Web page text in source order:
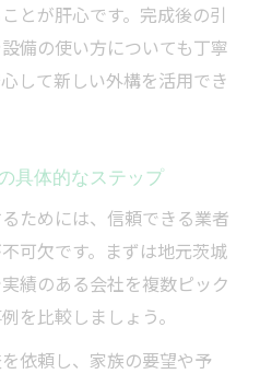
とが肝心です。完成後の引
備の使い方についても丁寧
して新しい外構を活用でき
具体的なステップ
ためには、信頼できる業者
可欠です。まずは地元茨城
績のある会社を複数ピック
を比較しましょう。
依頼し、家族の要望や予